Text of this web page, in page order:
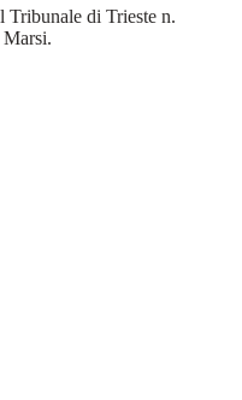
Tribunale di Trieste n.